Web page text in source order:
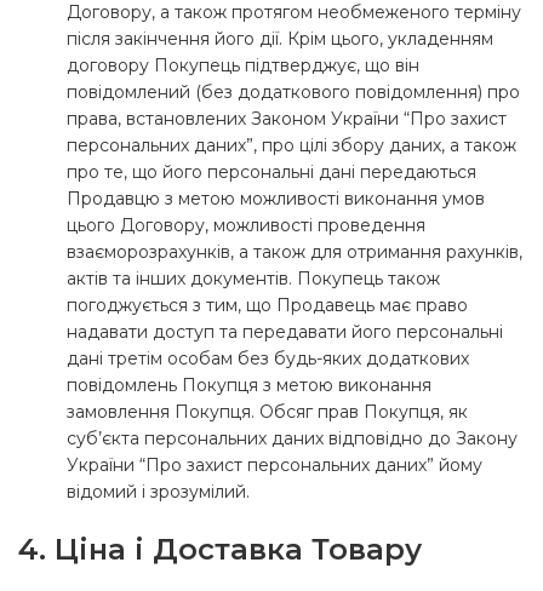
Договору, а також протягом необмеженого терміну
після закінчення його дії. Крім цього, укладенням
договору Покупець підтверджує, що він
повідомлений (без додаткового повідомлення) про
права, встановлених Законом України “Про захист
персональних даних”, про цілі збору даних, а також
про те, що його персональні дані передаються
Продавцю з метою можливості виконання умов
цього Договору, можливості проведення
взаєморозрахунків, а також для отримання рахунків,
актів та інших документів. Покупець також
погоджується з тим, що Продавець має право
надавати доступ та передавати його персональні
дані третім особам без будь-яких додаткових
повідомлень Покупця з метою виконання
замовлення Покупця. Обсяг прав Покупця, як
суб’єкта персональних даних відповідно до Закону
України “Про захист персональних даних” йому
відомий і зрозумілий.
4. Ціна і Доставка Товару